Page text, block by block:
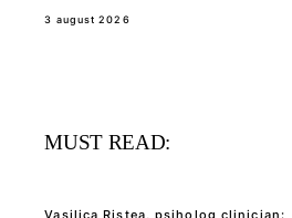
3 august 2026
MUST READ:
Vasilica Ristea, psiholog clinician: